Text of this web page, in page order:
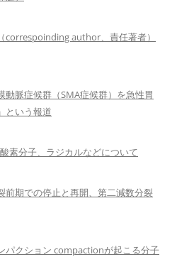
correspoinding author、責任著者）
動脈症候群（SMA症候群）を急性胃
という報道
素分子、ラジカルなどについて
期での停止と再開、第二減数分裂
クション compactionが起こる分子